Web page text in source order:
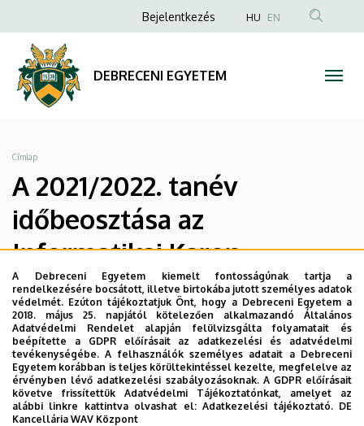
2021/2022.
tanév
időbeosztása
az
Informatikai
Karon
|
DEBRECENI
EGYETEM
a
tartalomra
Anonim
menüje
Bejelentkezés HU EN
DEBRECENI EGYETEM
Morzsa
Címlap
A 2021/2022. tanév
időbeosztása az
Informatikai Karon
Legutóbb frissítve: 2022. 07. 20. 16:04
A Debreceni Egyetem kiemelt fontosságúnak tartja a
rendelkezésére bocsátott, illetve birtokába jutott személyes adatok
védelmét. Ezúton tájékoztatjuk Önt, hogy a Debreceni Egyetem a
2018. május 25. napjától kötelezően alkalmazandó Általános
Adatvédelmi Rendelet alapján felülvizsgálta folyamatait és
beépítette a GDPR előírásait az adatkezelési és adatvédelmi
tevékenységébe. A felhasználók személyes adatait a Debreceni
Egyetem korábban is teljes körültekintéssel kezelte, megfelelve az
érvényben lévő adatkezelési szabályozásoknak. A GDPR előírásait
követve frissítettük Adatvédelmi Tájékoztatónkat, amelyet az
alábbi linkre kattintva olvashat el:Adatkezelési tájékoztató. DE
Kancellária WAV Központ